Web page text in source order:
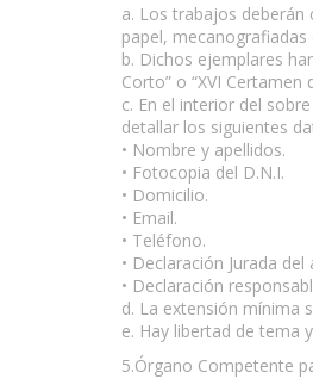
a. Los trabajos deberán
papel,
b. Dichos ejemplares
Corto” o “XVI
c. En el interior del
detallar los siguientes
• Nombre y apellidos.
• Fotocopia del D.N.I.
• Domicilio.
• Email.
• Teléfono.
• Declaración Jurada
• Declaración
d. La extensión mínima
e. Hay libertad de tema
5.Órgano Competente